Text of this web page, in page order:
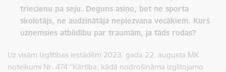
triecienu pa seju. Deguns asiņo, bet ne sporta
skolotājs, ne audzinātāja nepiezvana vecākiem. Kurš
uzņemsies atbildību par traumām, ja tāds rodas?
Uz visām Izglītības iestādēm 2023. gada 22. augusta MK
noteikumi Nr. 474 “Kārtība, kādā nodrošināma izglītojamo